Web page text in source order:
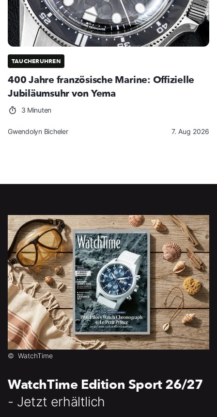
TAUCHERUHREN
400 Jahre französische Marine: Offizielle
Jubiläumsuhr von Yema
3 Minuten
Gwendolyn Bicheler 7. Aug 2026
© WatchTime
WatchTime Edition Sport 26/27
- Jetzt erhältlich